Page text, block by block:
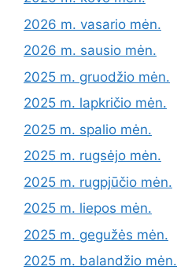
2026 m. vasario mėn.
2026 m. sausio mėn.
2025 m. gruodžio mėn.
2025 m. lapkričio mėn.
2025 m. spalio mėn.
2025 m. rugsėjo mėn.
2025 m. rugpjūčio mėn.
2025 m. liepos mėn.
2025 m. gegužės mėn.
2025 m. balandžio mėn.